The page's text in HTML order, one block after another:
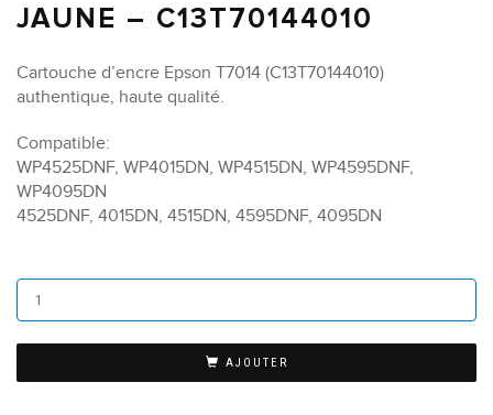
JAUNE – C13T70144010
Cartouche d’encre Epson T7014 (C13T70144010)
authentique, haute qualité.
Compatible:
WP4525DNF, WP4015DN, WP4515DN, WP4595DNF,
WP4095DN
4525DNF, 4015DN, 4515DN, 4595DNF, 4095DN
AJOUTER